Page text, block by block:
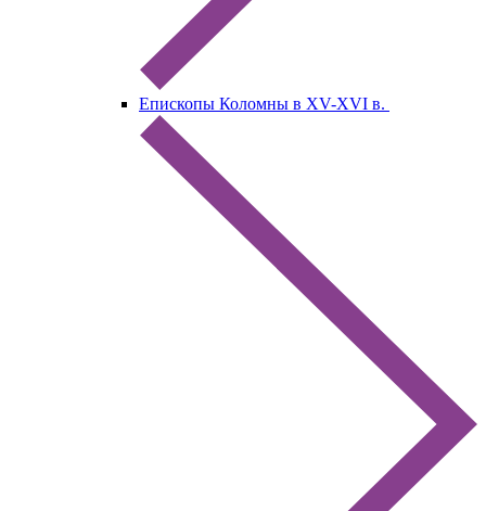
Епископы Коломны в XV-XVI в.